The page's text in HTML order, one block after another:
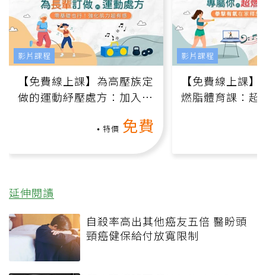
【免費線上課】為高壓族定
做的運動紓壓處方：加入行
特價 免費
影片課程
【免費線上課
燃脂體育課：超
影片課程
延伸閱讀
自殺率高出其他癌友五倍 醫盼頭
頸癌健保給付放寬限制